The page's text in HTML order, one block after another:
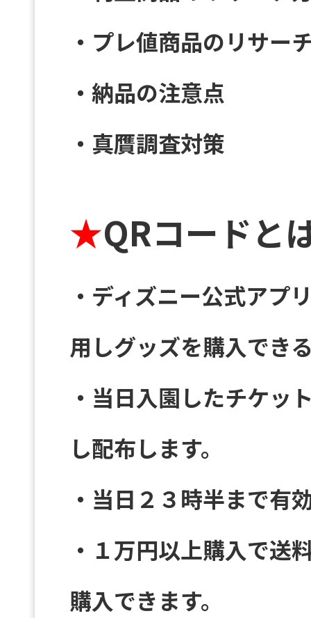
・プレ値商品のリサー
・納品の注意点
・真贋調査対策
★QRコードと
・ディズニー公式アプ
用しグッズを購入でき
・当日入園したチケッ
し配布します。
・当日２３時半まで有
・１万円以上購入で送
購入できます。